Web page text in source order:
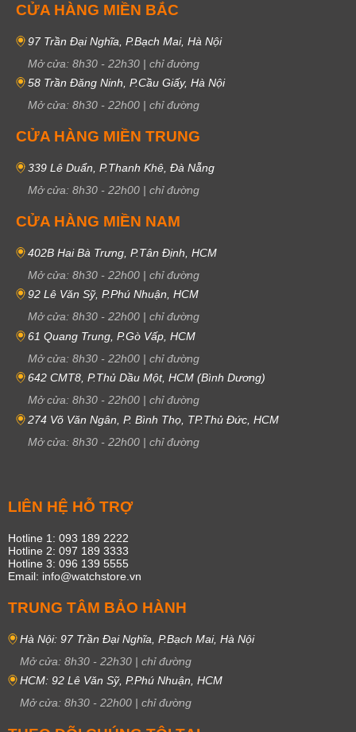
CỬA HÀNG MIỀN BẮC
97 Trần Đại Nghĩa, P.Bạch Mai, Hà Nội
Mở cửa: 8h30 - 22h30 | chỉ đường
58 Trần Đăng Ninh, P.Cầu Giấy, Hà Nội
Mở cửa: 8h30 - 22h00 | chỉ đường
CỬA HÀNG MIỀN TRUNG
339 Lê Duẩn, P.Thanh Khê, Đà Nẵng
Mở cửa: 8h30 - 22h00 | chỉ đường
CỬA HÀNG MIỀN NAM
402B Hai Bà Trưng, P.Tân Định, HCM
Mở cửa: 8h30 - 22h00 | chỉ đường
92 Lê Văn Sỹ, P.Phú Nhuận, HCM
Mở cửa: 8h30 - 22h00 | chỉ đường
61 Quang Trung, P.Gò Vấp, HCM
Mở cửa: 8h30 - 22h00 | chỉ đường
642 CMT8, P.Thủ Dầu Một, HCM (Bình Dương)
Mở cửa: 8h30 - 22h00 | chỉ đường
274 Võ Văn Ngân, P. Bình Thọ, TP.Thủ Đức, HCM
Mở cửa: 8h30 - 22h00 | chỉ đường
LIÊN HỆ HỖ TRỢ
Hotline 1: 093 189 2222
Hotline 2: 097 189 3333
Hotline 3: 096 139 5555
Email: info@watchstore.vn
TRUNG TÂM BẢO HÀNH
Hà Nội: 97 Trần Đại Nghĩa, P.Bạch Mai, Hà Nội
Mở cửa: 8h30 - 22h30 | chỉ đường
HCM: 92 Lê Văn Sỹ, P.Phú Nhuận, HCM
Mở cửa: 8h30 - 22h00 | chỉ đường